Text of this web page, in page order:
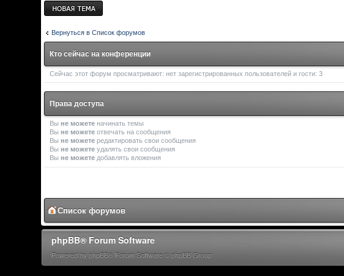
Новая тема
Вернуться в Список форумов
Кто сейчас на конференции
Сейчас этот форум просматривают: нет зарегистрированных пользователей и гости: 3
Права доступа
Выне можете начинать темы
Выне можете отвечать на сообщения
Выне можете редактировать свои сообщения
Выне можете удалять свои сообщения
Выне можете добавлять вложения
Список форумов
phpBB® Forum Software
Powered by phpBB® Forum Software © phpBB Group